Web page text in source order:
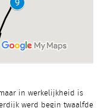
in werkelijkheid is
werd begin twaalfde